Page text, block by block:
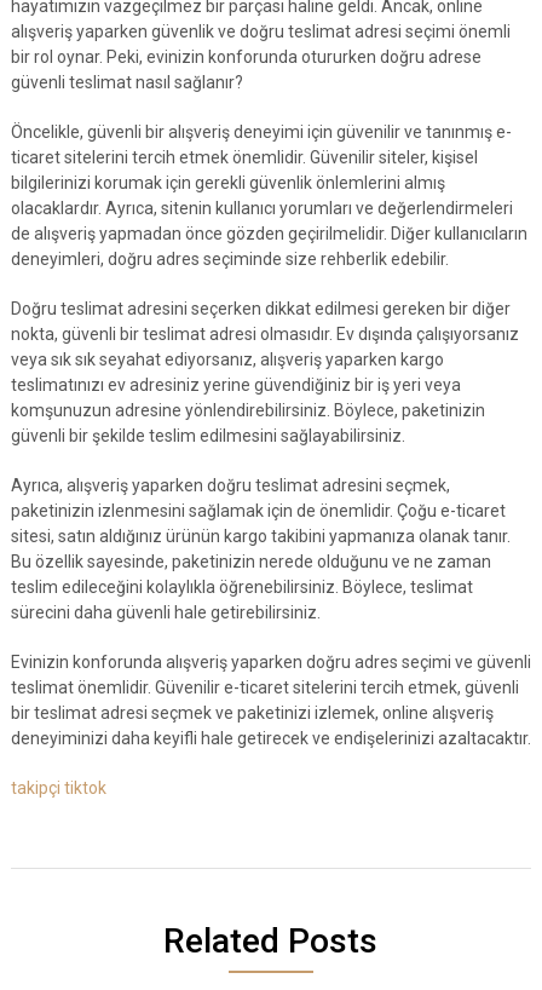
hayatımızın vazgeçilmez bir parçası haline geldi. Ancak, online
alışveriş yaparken güvenlik ve doğru teslimat adresi seçimi önemli
bir rol oynar. Peki, evinizin konforunda otururken doğru adrese
güvenli teslimat nasıl sağlanır?
Öncelikle, güvenli bir alışveriş deneyimi için güvenilir ve tanınmış e-
ticaret sitelerini tercih etmek önemlidir. Güvenilir siteler, kişisel
bilgilerinizi korumak için gerekli güvenlik önlemlerini almış
olacaklardır. Ayrıca, sitenin kullanıcı yorumları ve değerlendirmeleri
de alışveriş yapmadan önce gözden geçirilmelidir. Diğer kullanıcıların
deneyimleri, doğru adres seçiminde size rehberlik edebilir.
Doğru teslimat adresini seçerken dikkat edilmesi gereken bir diğer
nokta, güvenli bir teslimat adresi olmasıdır. Ev dışında çalışıyorsanız
veya sık sık seyahat ediyorsanız, alışveriş yaparken kargo
teslimatınızı ev adresiniz yerine güvendiğiniz bir iş yeri veya
komşunuzun adresine yönlendirebilirsiniz. Böylece, paketinizin
güvenli bir şekilde teslim edilmesini sağlayabilirsiniz.
Ayrıca, alışveriş yaparken doğru teslimat adresini seçmek,
paketinizin izlenmesini sağlamak için de önemlidir. Çoğu e-ticaret
sitesi, satın aldığınız ürünün kargo takibini yapmanıza olanak tanır.
Bu özellik sayesinde, paketinizin nerede olduğunu ve ne zaman
teslim edileceğini kolaylıkla öğrenebilirsiniz. Böylece, teslimat
sürecini daha güvenli hale getirebilirsiniz.
Evinizin konforunda alışveriş yaparken doğru adres seçimi ve güvenli
teslimat önemlidir. Güvenilir e-ticaret sitelerini tercih etmek, güvenli
bir teslimat adresi seçmek ve paketinizi izlemek, online alışveriş
deneyiminizi daha keyifli hale getirecek ve endişelerinizi azaltacaktır.
takipçi tiktok
Related Posts